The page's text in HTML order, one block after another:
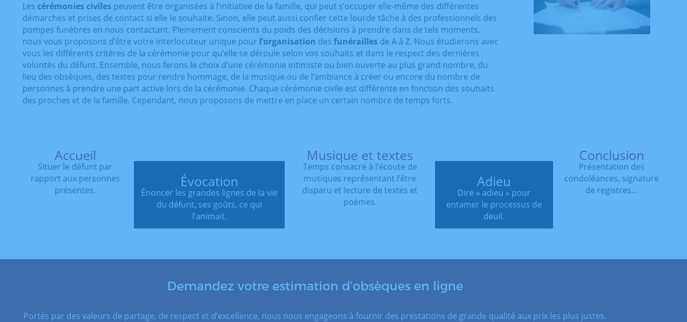
Les cérémonies civiles peuvent être organisées à l’initiative de la famille, qui peut s’occuper elle-même des différentes
démarches et prises de contact si elle le souhaite. Sinon, elle peut aussi confier cette lourde tâche à des professionnels des
pompes funèbres en nous contactant. Pleinement conscients du poids des décisions à prendre dans de tels moments,
nous vous proposons d’être votre interlocuteur unique pour l’organisation des funérailles de A à Z. Nous étudierons avec
vous les différents critères de la cérémonie pour qu’elle se déroule selon vos souhaits et dans le respect des dernières
volontés du défunt. Ensemble, nous ferons le choix d’une cérémonie intimiste ou bien ouverte au plus grand nombre, du
lieu des obsèques, des textes pour rendre hommage, de la musique ou de l’ambiance à créer ou encore du nombre de
personnes à prendre une part active lors de la cérémonie. Chaque cérémonie civile est différente en fonction des souhaits
des proches et de la famille. Cependant, nous proposons de mettre en place un certain nombre de temps forts.
Accueil
Situer le défunt par
rapport aux personnes
présentes.
Évocation
Énoncer les grandes lignes de la vie
du défunt, ses goûts, ce qui
l’animait.
Musique et textes
Temps consacré à l’écoute de
musiques représentant l’être
disparu et lecture de textes et
poèmes.
Adieu
Dire « adieu » pour
entamer le processus de
deuil.
Conclusion
Présentation des
condoléances, signature
de registres…
Demandez votre estimation d’obsèques en ligne
Portés par des valeurs de partage, de respect et d’excellence, nous nous engageons à fournir des prestations de grande qualité aux prix les plus justes.